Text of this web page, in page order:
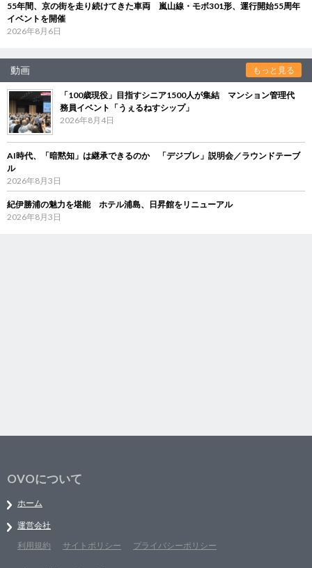
55年間、京の街を走り続けてきた車両 嵐山線・モボ301形、運行開始55周年
イベントを開催
2026年8月6日
動画 もっと見る
「100歳現役」目指すシニア1500人が集結 マンション管理代
務員イベント「うぇるねすシップ」
2026年8月4日
AI時代、「暗黙知」は継承できるのか 「デジブレ」説明会／ラウンドテーブ
ル
2026年8月3日
紀伊勝浦の魅力を堪能 ホテル浦島、日昇館をリニューアル
2026年8月3日
OVOについて
ホーム
運営会社
利用規約
サイトポリシー プライバシーポリシー